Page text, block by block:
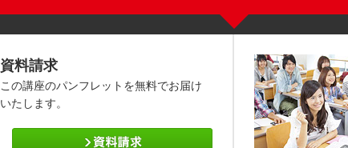
資料請求
この講座のパンフレットを無料でお届け
いたします。